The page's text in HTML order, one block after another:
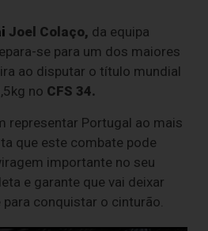
Joel Colaço, da equipa
se para um dos maiores
ao disputar o título mundial
no CFS 34.
representar Portugal ao mais
que este combate pode
importante no seu
e garante que vai deixar
conquistar o cinturão.